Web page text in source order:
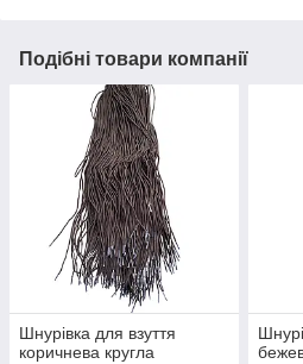
Подібні товари компанії
Шнурівка для взуття
коричнева кругла